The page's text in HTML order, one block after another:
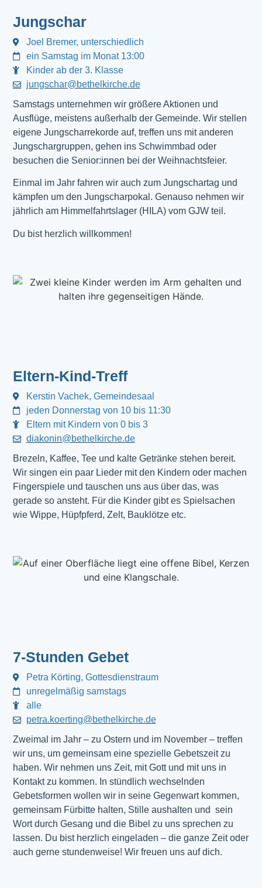
Jungschar
Joel Bremer, unterschiedlich
ein Samstag im Monat 13:00
Kinder ab der 3. Klasse
jungschar@bethelkirche.de
Samstags unternehmen wir größere Aktionen und
Ausflüge, meistens außerhalb der Gemeinde. Wir stellen
eigene Jungscharrekorde auf, treffen uns mit anderen
Jungschargruppen, gehen ins Schwimmbad oder
besuchen die Senior:innen bei der Weihnachtsfeier.
Einmal im Jahr fahren wir auch zum Jungschartag und
kämpfen um den Jungscharpokal. Genauso nehmen wir
jährlich am Himmelfahrtslager (HILA) vom GJW teil.
Du bist herzlich willkommen!
Eltern-Kind-Treff
Kerstin Vachek, Gemeindesaal
jeden Donnerstag von 10 bis 11:30
Eltern mit Kindern von 0 bis 3
diakonin@bethelkirche.de
Brezeln, Kaffee, Tee und kalte Getränke stehen bereit.
Wir singen ein paar Lieder mit den Kindern oder machen
Fingerspiele und tauschen uns aus über das, was
gerade so ansteht. Für die Kinder gibt es Spielsachen
wie Wippe, Hüpfpferd, Zelt, Bauklötze etc.
7-Stunden Gebet
Petra Körting, Gottesdienstraum
unregelmäßig samstags
alle
petra.koerting@bethelkirche.de
Zweimal im Jahr – zu Ostern und im November – treffen
wir uns, um gemeinsam eine spezielle Gebetszeit zu
haben. Wir nehmen uns Zeit, mit Gott und mit uns in
Kontakt zu kommen. In stündlich wechselnden
Gebetsformen wollen wir in seine Gegenwart kommen,
gemeinsam Fürbitte halten, Stille aushalten und sein
Wort durch Gesang und die Bibel zu uns sprechen zu
lassen. Du bist herzlich eingeladen – die ganze Zeit oder
auch gerne stundenweise! Wir freuen uns auf dich.